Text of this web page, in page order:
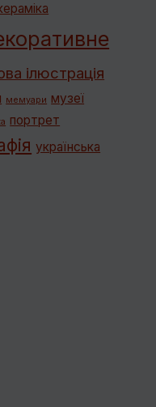
ілюстрація
мемуари музеї
портрет
українська